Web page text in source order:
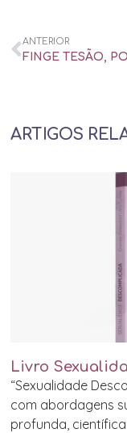
ANTERIOR
ARTIGOS
Livro
“Sexualidade
com abordagens
profunda,